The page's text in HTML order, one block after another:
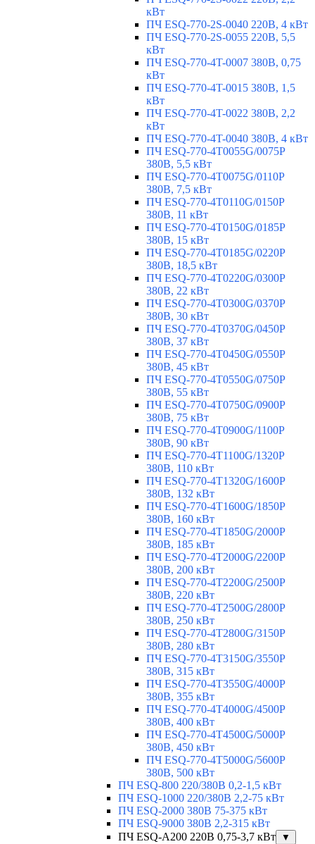
кВт
ПЧ ESQ-770-2S-0040 220В, 4 кВт
ПЧ ESQ-770-2S-0055 220В, 5,5
кВт
ПЧ ESQ-770-4T-0007 380В, 0,75
кВт
ПЧ ESQ-770-4T-0015 380В, 1,5
кВт
ПЧ ESQ-770-4T-0022 380В, 2,2
кВт
ПЧ ESQ-770-4T-0040 380В, 4 кВт
ПЧ ESQ-770-4T0055G/0075P
380В, 5,5 кВт
ПЧ ESQ-770-4T0075G/0110P
380В, 7,5 кВт
ПЧ ESQ-770-4T0110G/0150P
380В, 11 кВт
ПЧ ESQ-770-4T0150G/0185P
380В, 15 кВт
ПЧ ESQ-770-4T0185G/0220P
380В, 18,5 кВт
ПЧ ESQ-770-4T0220G/0300P
380В, 22 кВт
ПЧ ESQ-770-4T0300G/0370P
380В, 30 кВт
ПЧ ESQ-770-4T0370G/0450P
380В, 37 кВт
ПЧ ESQ-770-4T0450G/0550P
380В, 45 кВт
ПЧ ESQ-770-4T0550G/0750P
380В, 55 кВт
ПЧ ESQ-770-4T0750G/0900P
380В, 75 кВт
ПЧ ESQ-770-4T0900G/1100P
380В, 90 кВт
ПЧ ESQ-770-4T1100G/1320P
380В, 110 кВт
ПЧ ESQ-770-4T1320G/1600P
380В, 132 кВт
ПЧ ESQ-770-4T1600G/1850P
380В, 160 кВт
ПЧ ESQ-770-4T1850G/2000P
380В, 185 кВт
ПЧ ESQ-770-4T2000G/2200P
380В, 200 кВт
ПЧ ESQ-770-4T2200G/2500P
380В, 220 кВт
ПЧ ESQ-770-4T2500G/2800P
380В, 250 кВт
ПЧ ESQ-770-4T2800G/3150P
380В, 280 кВт
ПЧ ESQ-770-4T3150G/3550P
380В, 315 кВт
ПЧ ESQ-770-4T3550G/4000P
380В, 355 кВт
ПЧ ESQ-770-4T4000G/4500P
380В, 400 кВт
ПЧ ESQ-770-4T4500G/5000P
380В, 450 кВт
ПЧ ESQ-770-4T5000G/5600P
380В, 500 кВт
ПЧ ESQ-800 220/380В 0,2-1,5 кВт
ПЧ ESQ-1000 220/380В 2,2-75 кВт
ПЧ ESQ-2000 380В 75-375 кВт
ПЧ ESQ-9000 380В 2,2-315 кВт
ПЧ ESQ-A200 220В 0,75-3,7 кВт
▼